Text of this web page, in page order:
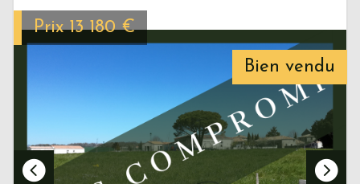
Bien vendu
Prix 13 180 €